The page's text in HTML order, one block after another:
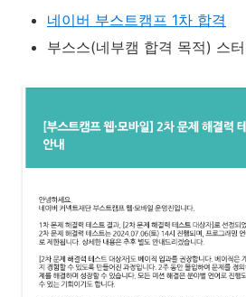
네이버 부스트캠프 1차 합격
부스스(네부캠 합격 목적) 스